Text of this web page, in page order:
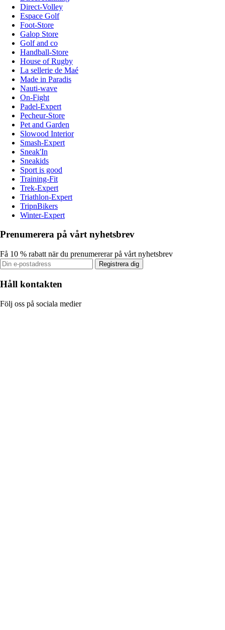
Direct-Volley
Espace Golf
Foot-Store
Galop Store
Golf and co
Handball-Store
House of Rugby
La sellerie de Maé
Made in Paradis
Nauti-wave
On-Fight
Padel-Expert
Pecheur-Store
Pet and Garden
Slowood Interior
Smash-Expert
Sneak'In
Sneakids
Sport is good
Training-Fit
Trek-Expert
Triathlon-Expert
TripnBikers
Winter-Expert
Prenumerera på vårt nyhetsbrev
Få 10 % rabatt när du prenumererar på vårt nyhetsbrev
Registrera dig
Håll kontakten
Följ oss på sociala medier